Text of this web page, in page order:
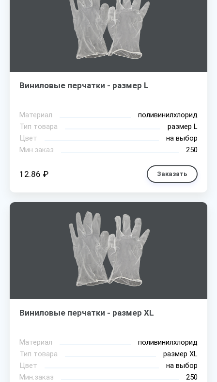
Виниловые перчатки - размер L
Материал
поливинилхлорид
Тип товара
размер L
Цвет
на выбор
Мин.заказ
250
12.86 ₽ Заказать
Виниловые перчатки - размер XL
Материал
поливинилхлорид
Тип товара
размер XL
Цвет
на выбор
Мин.заказ
250